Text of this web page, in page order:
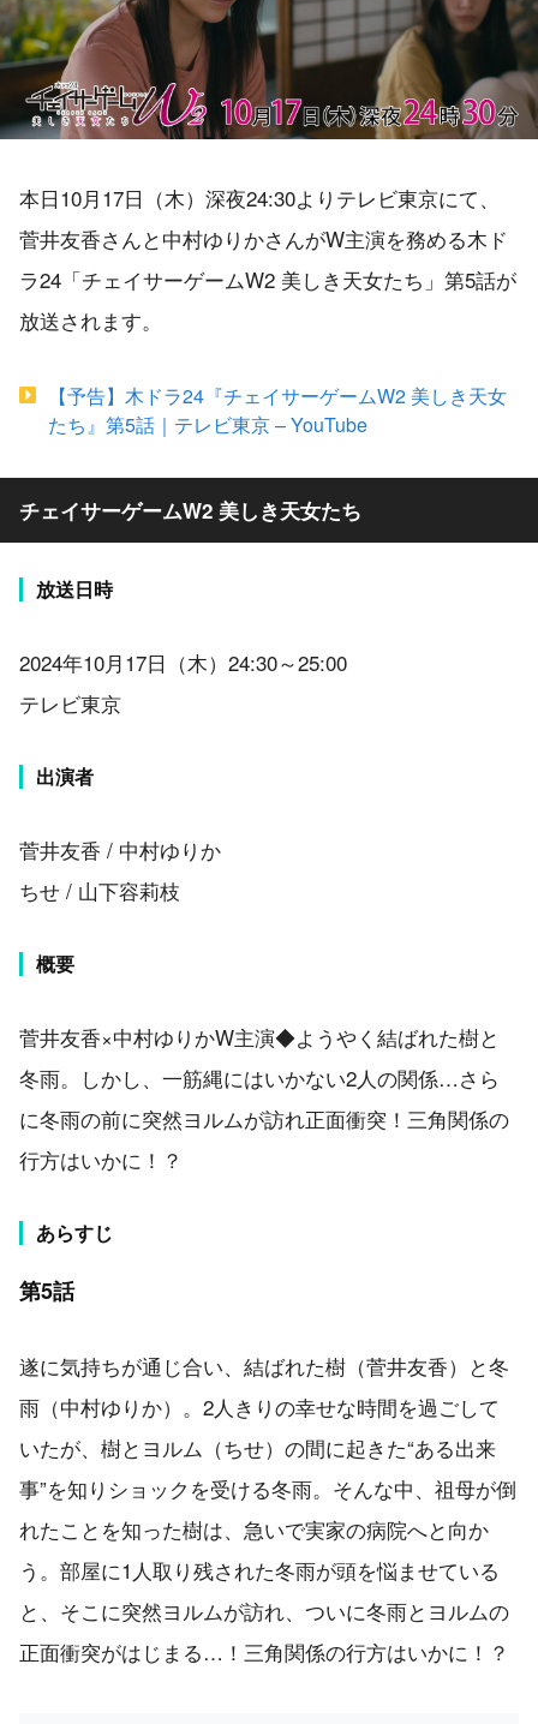
本日10月17日（木）深夜24:30よりテレビ東京にて、
菅井友香さんと中村ゆりかさんがW主演を務める木ド
ラ24「チェイサーゲームW2 美しき天女たち」第5話が
放送されます。
【予告】木ドラ24『チェイサーゲームW2 美しき天女
たち』第5話｜テレビ東京 – YouTube
チェイサーゲームW2 美しき天女たち
放送日時
2024年10月17日（木）24:30～25:00
テレビ東京
出演者
菅井友香 / 中村ゆりか
ちせ / 山下容莉枝
概要
菅井友香×中村ゆりかW主演◆ようやく結ばれた樹と
冬雨。しかし、一筋縄にはいかない2人の関係…さら
に冬雨の前に突然ヨルムが訪れ正面衝突！三角関係の
行方はいかに！？
あらすじ
第5話
遂に気持ちが通じ合い、結ばれた樹（菅井友香）と冬
雨（中村ゆりか）。2人きりの幸せな時間を過ごして
いたが、樹とヨルム（ちせ）の間に起きた“ある出来
事”を知りショックを受ける冬雨。そんな中、祖母が倒
れたことを知った樹は、急いで実家の病院へと向か
う。部屋に1人取り残された冬雨が頭を悩ませている
と、そこに突然ヨルムが訪れ、ついに冬雨とヨルムの
正面衝突がはじまる…！三角関係の行方はいかに！？